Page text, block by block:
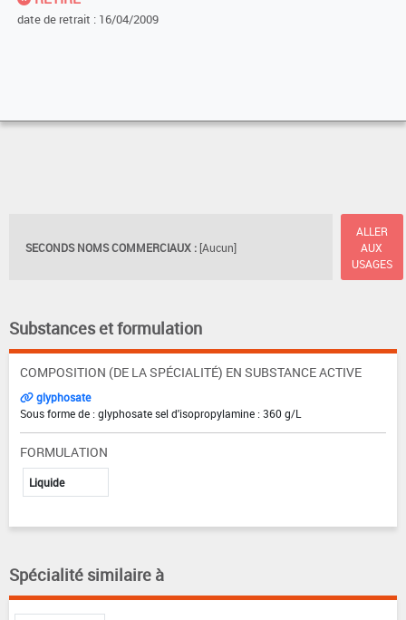
date de retrait : 16/04/2009
SECONDS NOMS COMMERCIAUX : [Aucun]
ALLER
AUX
USAGES
Substances et formulation
COMPOSITION (DE LA SPÉCIALITÉ) EN SUBSTANCE ACTIVE
glyphosate
Sous forme de : glyphosate sel d'isopropylamine : 360 g/L
FORMULATION
Liquide
Spécialité similaire à